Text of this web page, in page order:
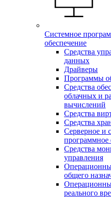
Системное
обеспечение
Средства
данных
Драйверы
Программы
Средства
облачных и
вычислений
Средства
Средства
Серверное и
программное
Средства
управления
общего
реального